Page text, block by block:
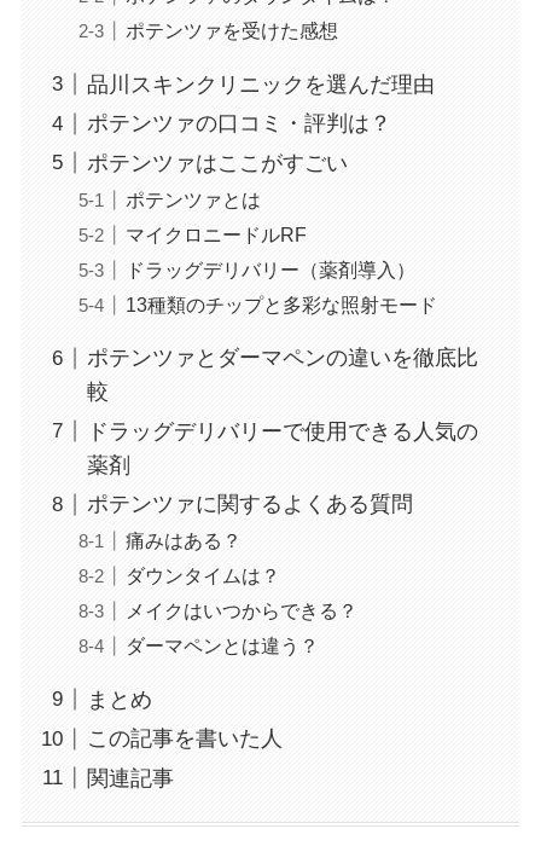
ポテンツァを受けた感想
品川スキンクリニックを選んだ理由
ポテンツァの口コミ・評判は？
ポテンツァはここがすごい
ポテンツァとは
マイクロニードルRF
ドラッグデリバリー（薬剤導入）
13種類のチップと多彩な照射モード
ポテンツァとダーマペンの違いを徹底比
較
ドラッグデリバリーで使用できる人気の
薬剤
ポテンツァに関するよくある質問
痛みはある？
ダウンタイムは？
メイクはいつからできる？
ダーマペンとは違う？
まとめ
この記事を書いた人
関連記事